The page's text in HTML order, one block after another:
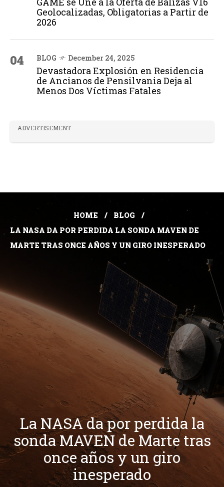
Geolocalizadas, Obligatorias a Partir de
2026
04 BLOG December 24, 2025
Devastadora Explosión en Residencia
de Ancianos de Pensilvania Deja al
Menos Dos Víctimas Fatales
ADVERTISEMENT
HOME
BLOG
LA NASA DA POR PERDIDA LA SONDA MAVEN DE
MARTE TRAS ONCE AÑOS Y UN GIRO INESPERADO
La NASA da por perdida la
sonda MAVEN de Marte tras
once años y un giro
inesperado